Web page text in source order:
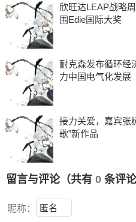
欣旺达LEAP战略
围Edie国际大奖
耐克森发布循环经
力中国电气化发展
接力关爱，嘉宾张
歌”新作品
留言与评论（共有 0条评论
昵称：